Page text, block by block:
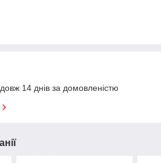
14 днів за домовленістю